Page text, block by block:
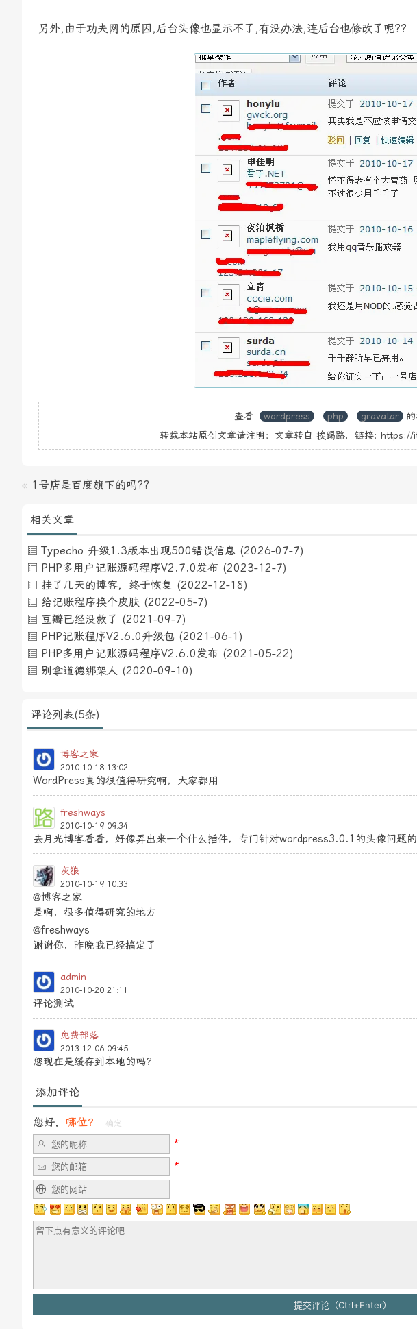
另外,由于功夫网的原因,后台头像也显示不了,有没办法,连后台也修改了呢??
查看 wordpress php gravatar
转载本站原创文章请注明：文章转自 挨踢路，链接: https://
« 1号店是百度旗下的吗??
相关文章
Typecho 升级1.3版本出现500错误信息 (2026-07-7)
PHP多用户记账源码程序V2.7.0发布 (2023-12-7)
挂了几天的博客，终于恢复 (2022-12-18)
给记账程序换个皮肤 (2022-05-7)
豆瓣已经没救了 (2021-09-7)
PHP记账程序V2.6.0升级包 (2021-06-1)
PHP多用户记账源码程序V2.6.0发布 (2021-05-22)
别拿道德绑架人 (2020-09-10)
评论列表(5条)
博客之家
2010-10-18 13:02
WordPress真的很值得研究啊，大家都用
freshways
2010-10-19 09:34
去月光博客看看，好像弄出来一个什么插件，专门针对wordpress3.0.1的头像问题的
灰狼
2010-10-19 10:33
@博客之家
是啊，很多值得研究的地方
@freshways
谢谢你，昨晚我已经搞定了
admin
2010-10-20 21:11
评论测试
免费部落
2013-12-06 09:45
您现在是缓存到本地的吗？
添加评论
您好， 哪位？ 确定